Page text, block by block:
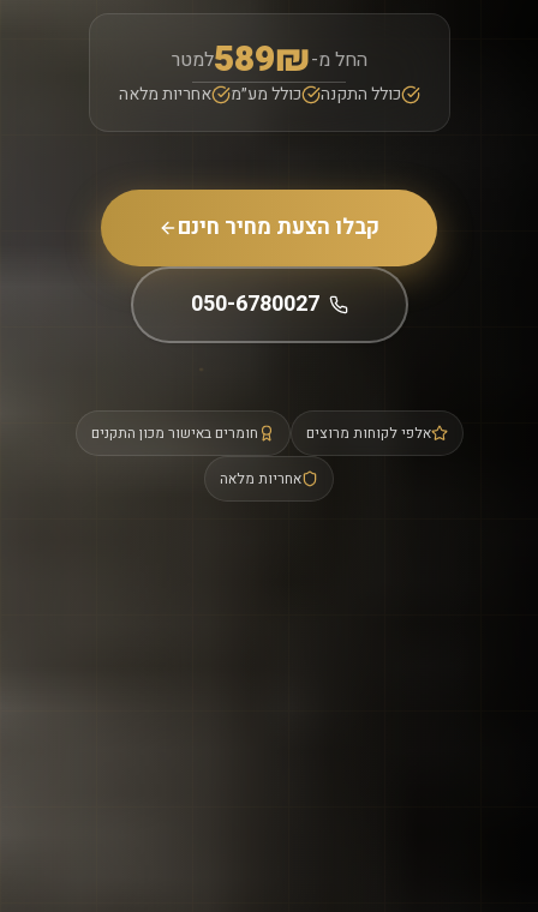
החל מ-589₪למטר
כולל התקנה כולל מע״מ אחריות מלאה
קבלו הצעת מחיר חינם
050-6780027
אלפי לקוחות מרוצים חומרים באישור מכון התקנים
אחריות מלאה